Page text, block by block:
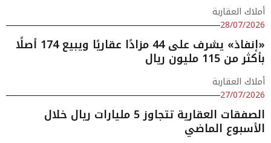
أملاك العقارية
28/07/2026
«إنفاذ» يشرف على 44 مزادًا عقاريًا ويبيع 174 أصلًا
بأكثر من 115 مليون ريال
أملاك العقارية
27/07/2026
الصفقات العقارية تتجاوز 5 مليارات ريال خلال
الأسبوع الماضي